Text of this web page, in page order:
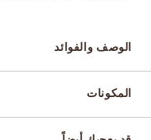
الوصف والفوائد
المكونات